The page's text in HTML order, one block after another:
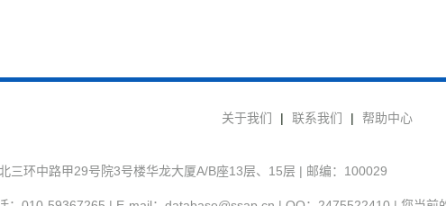
关于我们 | 联系我们 | 帮助中心
三环中路甲29号院3号楼华龙大厦A/B座13层、15层 | 邮编：100029